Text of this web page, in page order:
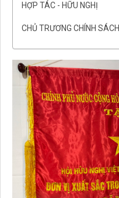
HỢP TÁC - HỮU NGHỊ
CHỦ TRƯƠNG CHÍNH SÁCH